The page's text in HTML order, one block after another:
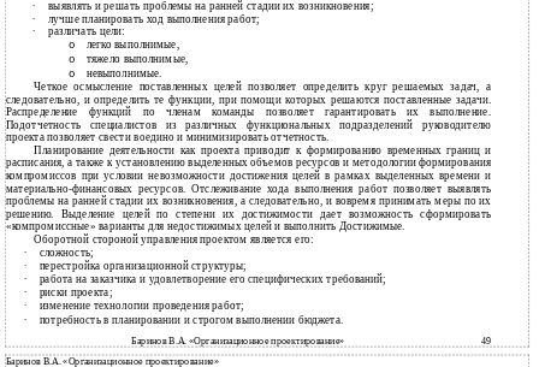
∙
выявлять и решать проблемы на ранней стадии их возникновения;
∙
лучше планировать ход выполнения работ;
∙ различать цели:
o легко выполнимые,
o тяжело выполнимые,
o
невыполнимые.
Четкое осмысление поставленных целей позволяет определить круг решаемых задач, а
следовательно, и определить те функции, при помощи которых решаются поставленные задачи.
Распределение функций по членам команды позволяет гарантировать их выполнение.
Подотчетность специалистов из различных функциональных подразделений руководителю
проекта позволяет свести воедино и минимизировать отчетность.
Планирование деятельности как проекта приводит к формированию временных границ и
расписания, а также к установлению выделенных объемов ресурсов и методологии формирования
компромиссов при условии невозможности достижения целей в рамках выделенных времени и
материально-финансовых ресурсов. Отслеживание хода выполнения работ позволяет выявлять
проблемы на ранней стадии их возникновения, а следовательно, и вовремя принимать меры по их
решению. Выделение целей по степени их достижимости дает возможность сформировать
«компромиссные» варианты для недостижимых целей и выполнить Достижимые.
Оборотной стороной управления проектом является его:
∙ сложность;
∙
перестройка организационной структуры;
∙
работа на заказчика и удовлетворение его специфических требований;
∙ риски проекта;
∙
изменение технологии проведения работ;
∙
потребность в планировании и строгом выполнении бюджета.
Баринов В.А. «Организационное проектирование» 49
Баринов В.А. «Организационное проектирование»